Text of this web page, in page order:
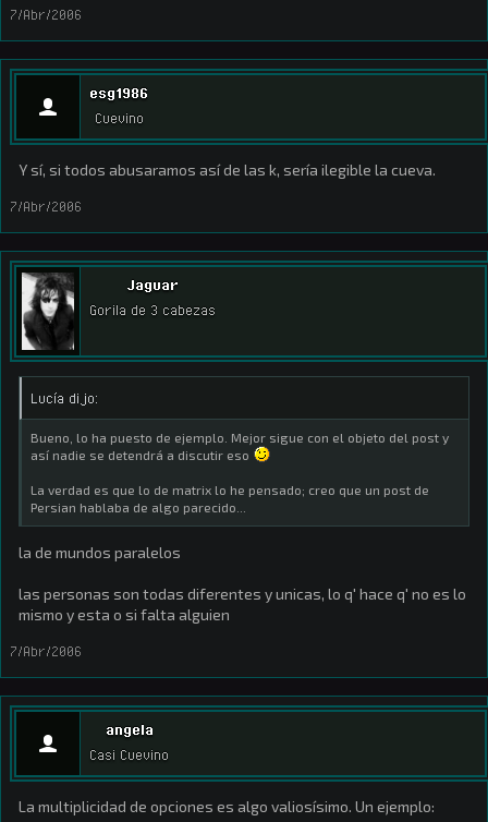
7/Abr/2006
esg1986
Cuevino
Y sí, si todos abusaramos así de las k, sería ilegible la cueva.
7/Abr/2006
Jaguar
Gorila de 3 cabezas
Lucía dijo:
Bueno, lo ha puesto de ejemplo. Mejor sigue con el objeto del post y
así nadie se detendrá a discutir eso
La verdad es que lo de matrix lo he pensado; creo que un post de
Persian hablaba de algo parecido...
la de mundos paralelos
las personas son todas diferentes y unicas, lo q' hace q' no es lo
mismo y esta o si falta alguien
7/Abr/2006
angela
Casi Cuevino
La multiplicidad de opciones es algo valiosísimo. Un ejemplo: